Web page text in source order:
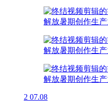
2 07.08